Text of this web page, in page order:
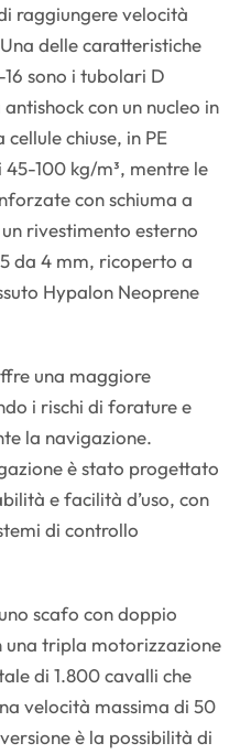
raggiungere velocità
delle caratteristiche
16 sono i tubolari D
con un nucleo in
chiuse, in PE
100 kg/m³, mentre le
con schiuma a
rivestimento esterno
da 4 mm, ricoperto a
Hypalon Neoprene
una maggiore
i rischi di forature e
la navigazione.
è stato progettato
e facilità d’uso, con
di controllo
scafo con doppio
una tripla motorizzazione
di 1.800 cavalli che
velocità massima di 50
è la possibilità di